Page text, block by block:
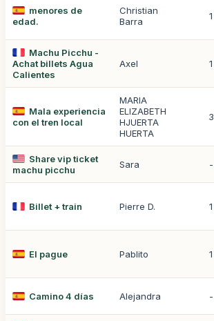
menores de
edad.
Christian
Barra
1
Machu Picchu -
Achat billets Agua
Calientes
Axel 1
Mala experiencia
con el tren local
MARIA
ELIZABETH
HJUERTA
HUERTA
3
Share vip ticket
machu picchu
Sara -
Billet + train Pierre D. 1
El pague Pablito 1
Camino 4 días Alejandra -